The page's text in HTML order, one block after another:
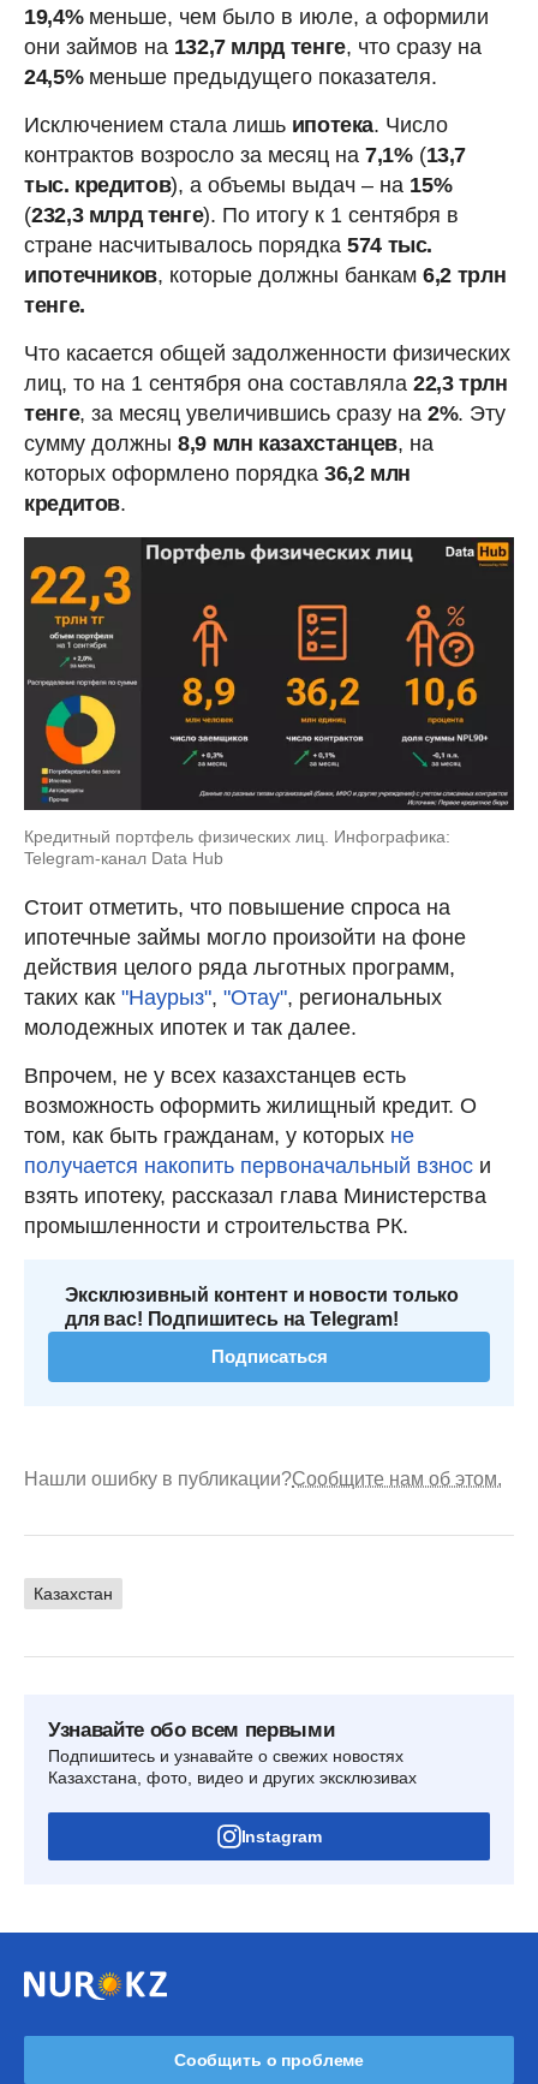
19,4%меньше, чем было в июле, а оформили
они займов на 132,7 млрд тенге, что сразу на
24,5%меньше предыдущего показателя.
Исключением стала лишь ипотека. Число
контрактов возросло за месяц на 7,1%(13,7
тыс. кредитов), а объемы выдач – на 15%
(232,3 млрд тенге). По итогу к 1 сентября в
стране насчитывалось порядка 574 тыс.
ипотечников, которые должны банкам6,2 трлн
тенге.
Что касается общей задолженности физических
лиц, то на 1 сентября она составляла 22,3 трлн
тенге, за месяц увеличившись сразу на2%. Эту
сумму должны 8,9 млн казахстанцев, на
которых оформлено порядка 36,2 млн
кредитов.
Кредитный портфель физических лиц. Инфографика:
Telegram-канал Data Hub
Стоит отметить, что повышение спроса на
ипотечные займы могло произойти на фоне
действия целого ряда льготных программ,
таких как "Наурыз", "Отау", региональных
молодежных ипотек и так далее.
Впрочем, не у всех казахстанцев есть
возможность оформить жилищный кредит. О
том, как быть гражданам, у которых не
получается накопить первоначальный взнос и
взять ипотеку, рассказал глава Министерства
промышленности и строительства РК.
Эксклюзивный контент и новости только
для вас! Подпишитесь на Telegram!
Подписаться
Нашли ошибку в публикации?Сообщите нам об этом.
Казахстан
Узнавайте обо всем первыми
Подпишитесь и узнавайте о свежих новостях
Казахстана, фото, видео и других эксклюзивах
Instagram
Сообщить о проблеме